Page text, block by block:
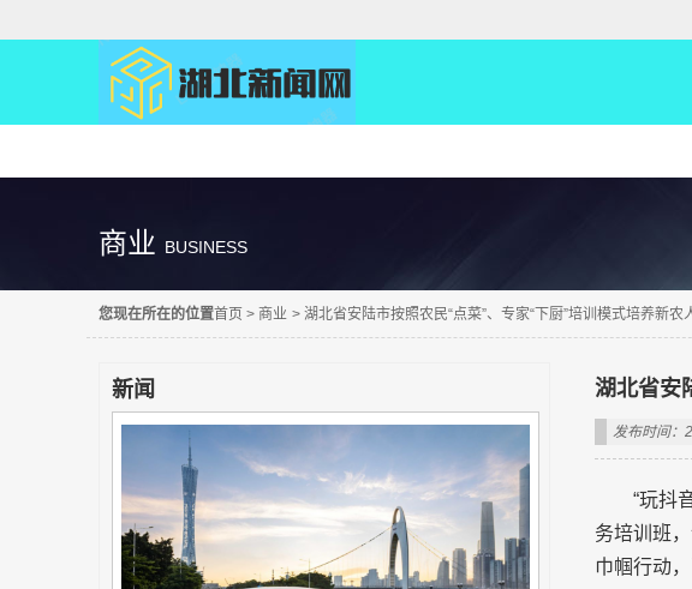
商业 BUSINESS
您现在所在的位置首页 > 商业 > 湖北省安陆市按照农民“点菜”、专家“下厨”培训模式培养新农
新闻 湖北省安
发布时间：
“玩抖
务培训班
巾帼行动